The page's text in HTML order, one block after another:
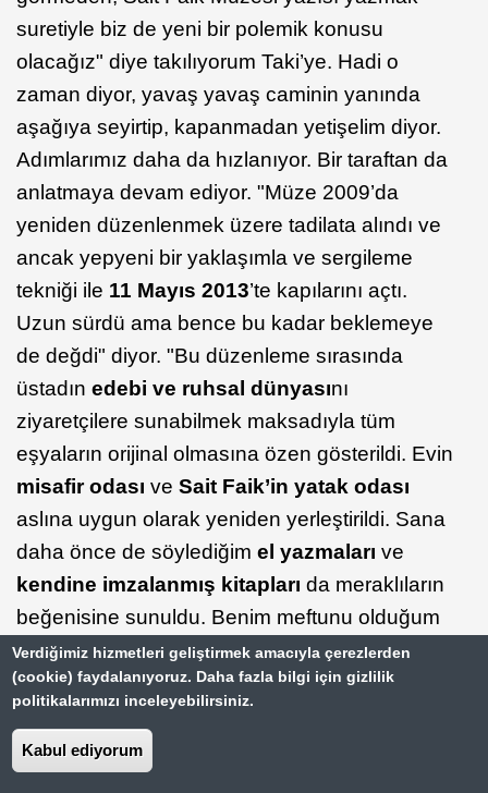
suretiyle biz de yeni bir polemik konusu
olacağız" diye takılıyorum Taki’ye. Hadi o
zaman diyor, yavaş yavaş caminin yanında
aşağıya seyirtip, kapanmadan yetişelim diyor.
Adımlarımız daha da hızlanıyor. Bir taraftan da
anlatmaya devam ediyor. "Müze 2009’da
yeniden düzenlenmek üzere tadilata alındı ve
ancak yepyeni bir yaklaşımla ve sergileme
tekniği ile 11 Mayıs 2013’te kapılarını açtı.
Uzun sürdü ama bence bu kadar beklemeye
de değdi" diyor. "Bu düzenleme sırasında
üstadın edebi ve ruhsal dünyasını
ziyaretçilere sunabilmek maksadıyla tüm
eşyaların orijinal olmasına özen gösterildi. Evin
misafir odası ve Sait Faik’in yatak odası
aslına uygun olarak yeniden yerleştirildi. Sana
daha önce de söylediğim el yazmaları ve
kendine imzalanmış kitapları da meraklıların
beğenisine sunuldu. Benim meftunu olduğum
objeler ise 'Sait Faik Abasıyanık’ın Burgaz’ı'
adı verilen ve muhteşem manzaralıçatı katı
nda sergilenen oltaları, hasır şapkası ve
potinleri" diyor. Sonra da bir tenkitini ekliyor,
Verdiğimiz hizmetleri geliştirmek amacıyla çerezlerden
(cookie) faydalanıyoruz. Daha fazla bilgi için gizlilik
politikalarımızı inceleyebilirsiniz.
Kabul ediyorum